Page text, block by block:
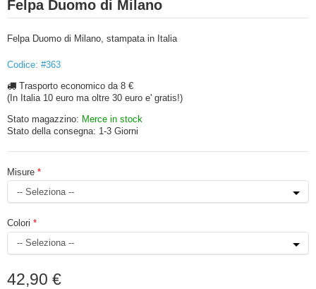
Felpa Duomo di Milano
Felpa Duomo di Milano, stampata in Italia
Codice: #363
Trasporto economico da 8 €
(In Italia 10 euro ma oltre 30 euro e' gratis!)
Stato magazzino: Merce in stock
Stato della consegna: 1-3 Giorni
Misure
Colori
42,90 €